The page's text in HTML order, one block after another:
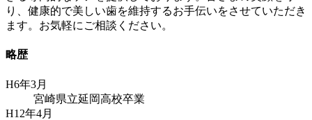
り、健康的で美しい歯を維持するお手伝いをさせていただき
ます。お気軽にご相談ください。
略歴
H6年3月
宮崎県立延岡高校卒業
H12年4月